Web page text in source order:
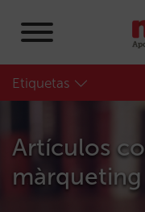
Etiquetas
Artículos